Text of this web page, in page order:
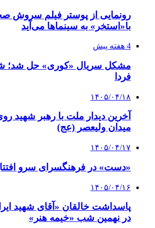
رونمایی از پوستر فیلم سروش
با«استخر» به سینماها می‌آید
4 هفته پیش
مشکل سریال «کوری» حل شد؛
فردا
۱۴۰۵/۰۴/۱۸
آخرین دیدار ملت با رهبر شهید
میدان ولیعصر (عج)
۱۴۰۵/۰۴/۱۷
«دست» در فرهنگسرای سرو
۱۴۰۵/۰۴/۱۶
پاسداشت خالقان «آقای شهید
در نهمین شب «خیمه هنر»